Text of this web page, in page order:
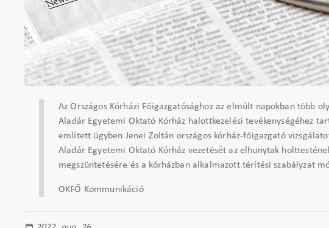
Az Országos Kórházi Főigazgatósághoz az elmúlt napokban több
Aladár Egyetemi Oktató Kórház halottkezelési tevékenységéhez
említett ügyben Jenei Zoltán országos kórház-főigazgató
Aladár Egyetemi Oktató Kórház vezetését az elhunytak
megszüntetésére és a kórházban alkalmazott térítési szabályzat
OKFŐ Kommunikáció